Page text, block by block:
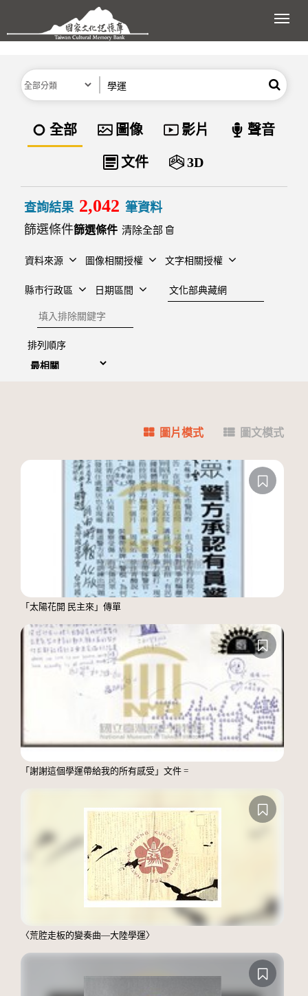
跳到主要內容區塊
展
分類 搜尋
資料類型
全部 圖像 影片 聲音
文件 3D
查詢結果 2,042 筆資料
篩選條件
清除全部
資料來源 圖像相關授權 文字相關授權
縣市行政區 日期區間
建檔單位
排除關鍵字
排列順序
圖片模式 圖文模式
「太陽花開 民主來」傳單
「謝謝這個學運帶給我的所有感受」文件 =
〈荒腔走板的變奏曲—大陸學運〉